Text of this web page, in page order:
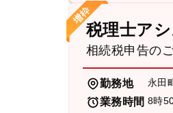
税理士ア
相続税申告の
勤務地 永田
業務時間 8時